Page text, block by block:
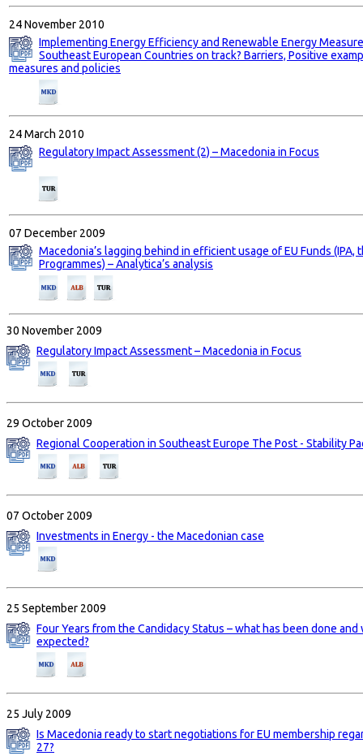
24 November 2010
Implementing Energy Efficiency and Renewable Energy
Southeast European Countries on track? Barriers, Positive
measures and policies
24 March 2010
Regulatory Impact Assessment (2) – Macedonia in Focus
07 December 2009
Macedonia’s lagging behind in efficient usage of EU Funds (IPA,
Programmes) – Analytica’s analysis
30 November 2009
Regulatory Impact Assessment – Macedonia in Focus
29 October 2009
Regional Cooperation in Southeast Europe The Post - Stability
07 October 2009
Investments in Energy - the Macedonian case
25 September 2009
Four Years from the Candidacy Status – what has been done and
expected?
25 July 2009
Is Macedonia ready to start negotiations for EU membership
27?